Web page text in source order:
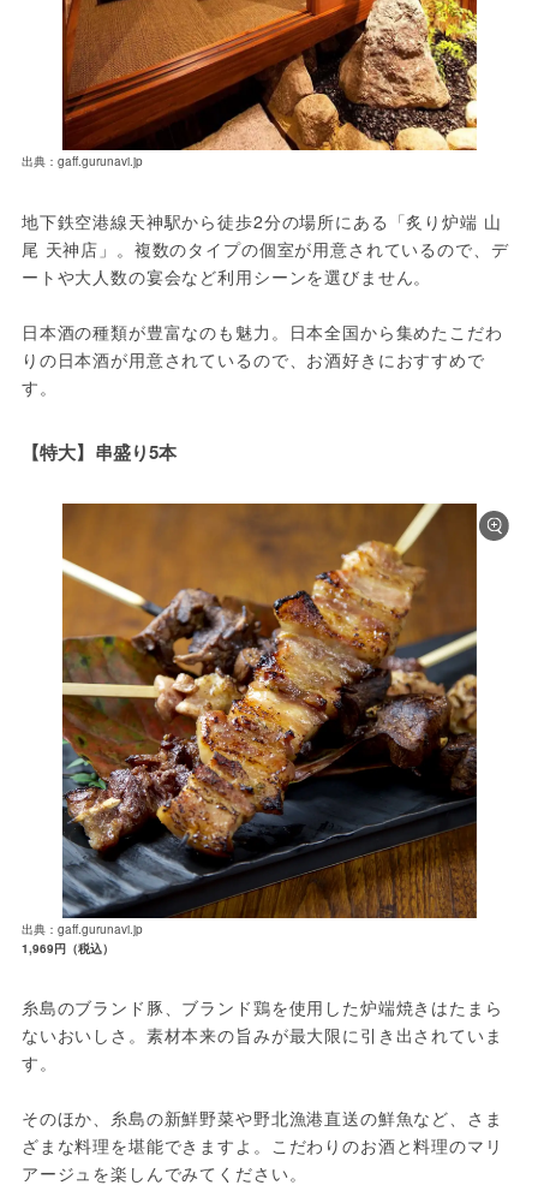
出典：gaff.gurunavi.jp
地下鉄空港線天神駅から徒歩2分の場所にある「炙り炉端 山
尾 天神店」。複数のタイプの個室が用意されているので、デ
ートや大人数の宴会など利用シーンを選びません。
日本酒の種類が豊富なのも魅力。日本全国から集めたこだわ
りの日本酒が用意されているので、お酒好きにおすすめで
す。
【特大】串盛り5本
出典：gaff.gurunavi.jp
1,969円（税込）
糸島のブランド豚、ブランド鶏を使用した炉端焼きはたまら
ないおいしさ。素材本来の旨みが最大限に引き出されていま
す。
そのほか、糸島の新鮮野菜や野北漁港直送の鮮魚など、さま
ざまな料理を堪能できますよ。こだわりのお酒と料理のマリ
アージュを楽しんでみてください。